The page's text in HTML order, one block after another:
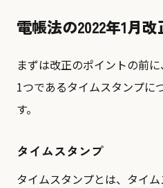
電帳法の2022年1月
まずは改正のポイントの前
1つであるタイムスタンプに
す。
タイムスタンプ
タイムスタンプとは、タイ